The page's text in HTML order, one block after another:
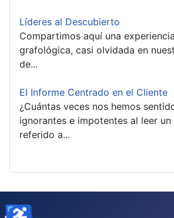
Líderes al Descubierto
Compartimos aquí una
grafológica, casi olvidada en
de...
El Informe Centrado en el Cliente
¿Cuántas veces nos hemos
ignorantes e impotentes al leer
referido a...